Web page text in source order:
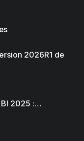
2026R1 de
BI 2025 :…